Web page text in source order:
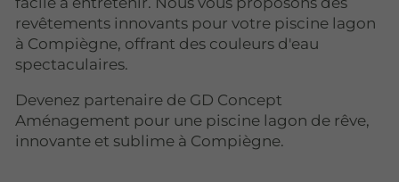
revêtements innovants pour votre piscine lagon
à Compiègne, offrant des couleurs d'eau
spectaculaires.
Devenez partenaire de GD Concept
Aménagement pour une piscine lagon de rêve,
innovante et sublime à Compiègne.